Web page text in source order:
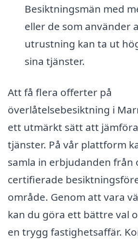
Besiktningsmän med
eller de som använder
utrustning kan ta ut
sina tjänster.
Att få flera offerter på
överlåtelsebesiktning i
ett utmärkt sätt att
tjänster. På vår plattform
samla in erbjudanden från
certifierade
område. Genom att vara
kan du göra ett bättre val
en trygg fastighetsaffär.